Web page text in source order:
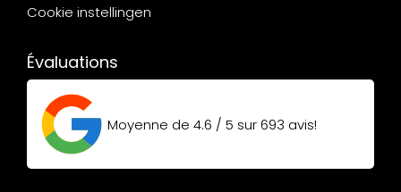
Cookie instellingen
Évaluations
Moyenne de 4.6 / 5 sur693 avis!